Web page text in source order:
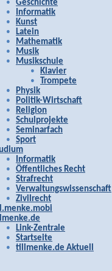
Geschichte
Informatik
Kunst
Latein
Mathematik
Musik
Musikschule
Klavier
Trompete
Physik
Politik-Wirtschaft
Religion
Schulprojekte
Seminarfach
Sport
Informatik
Öffentliches Recht
Strafrecht
Verwaltungswissenschaft
Zivilrecht
Link-Zentrale
Startseite
tillmenke.de Aktuell